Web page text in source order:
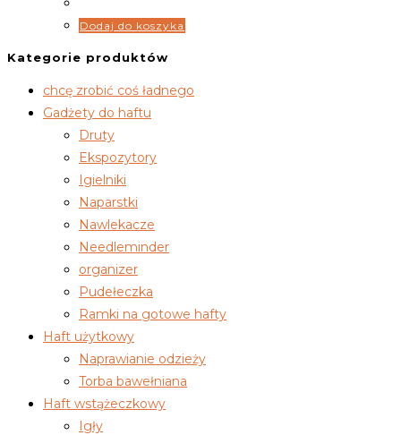
Dodaj do koszyka
Kategorie produktów
chcę zrobić coś ładnego
Gadżety do haftu
Druty
Ekspozytory
Igielniki
Naparstki
Nawlekacze
Needleminder
organizer
Pudełeczka
Ramki na gotowe hafty
Haft użytkowy
Naprawianie odzieży
Torba bawełniana
Haft wstążeczkowy
Igły